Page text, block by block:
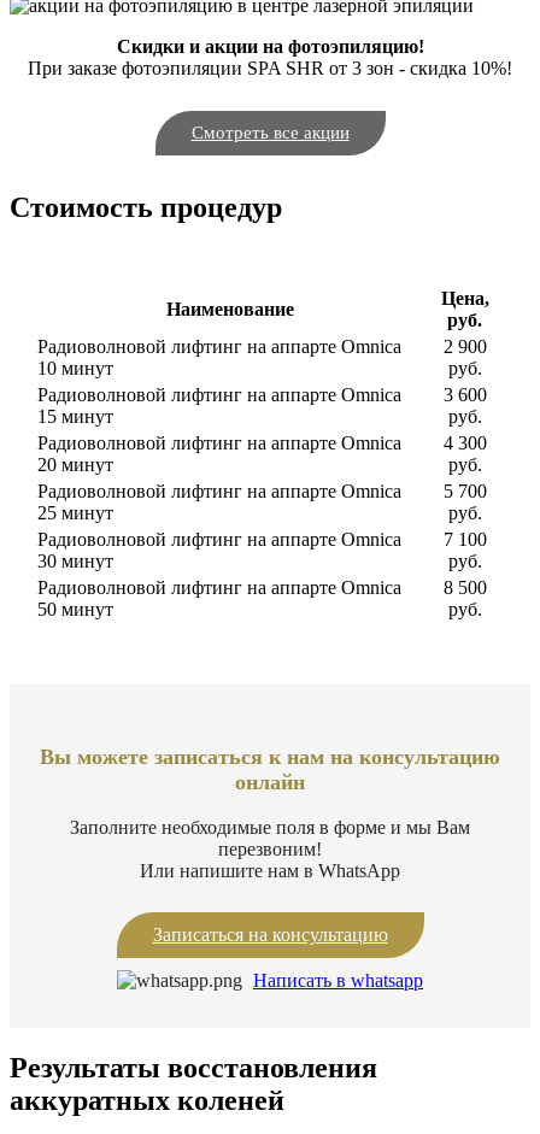
Скидки и акции на фотоэпиляцию!
При заказе фотоэпиляции SPA SHR от 3 зон - скидка 10%!
Смотреть все акции
Стоимость процедур
Наименование
Цена,
руб.
Радиоволновой лифтинг на аппарте Omnica
10 минут
2 900
руб.
Радиоволновой лифтинг на аппарте Omnica
15 минут
3 600
руб.
Радиоволновой лифтинг на аппарте Omnica
20 минут
4 300
руб.
Радиоволновой лифтинг на аппарте Omnica
25 минут
5 700
руб.
Радиоволновой лифтинг на аппарте Omnica
30 минут
7 100
руб.
Радиоволновой лифтинг на аппарте Omnica
50 минут
8 500
руб.
Вы можете записаться к нам на консультацию
онлайн
Заполните необходимые поля в форме и мы Вам
перезвоним!
Или напишите нам в WhatsApр
Записаться на консультацию
Написать в whatsapp
Результаты восстановления
аккуратных коленей